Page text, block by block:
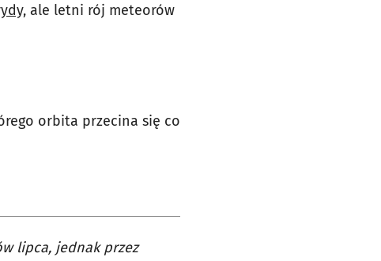
ale letni rój meteorów
orbita przecina się co
lipca, jednak przez